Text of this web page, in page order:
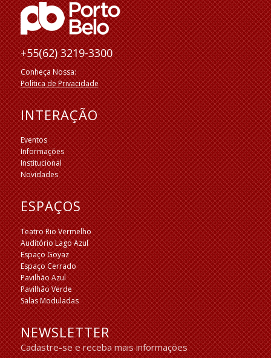
+55(62) 3219-3300
Conheça Nossa:
Política de Privacidade
INTERAÇÃO
Eventos
Informações
Institucional
Novidades
ESPAÇOS
Teatro Rio Vermelho
Auditório Lago Azul
Espaço Goyaz
Espaço Cerrado
Pavilhão Azul
Pavilhão Verde
Salas Moduladas
NEWSLETTER
Cadastre-se e receba mais informações